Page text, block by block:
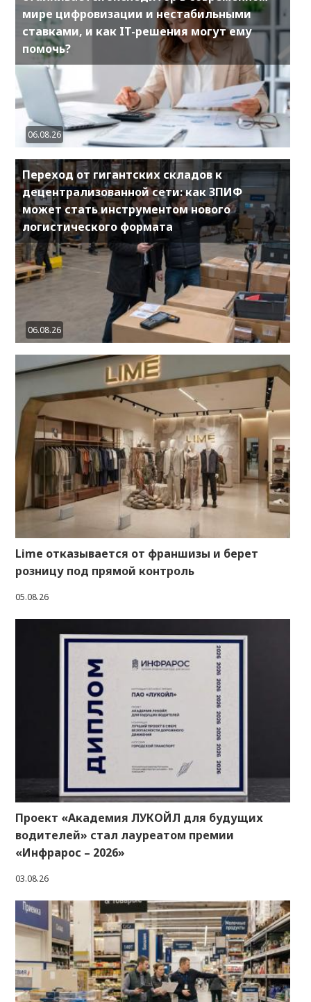
мире цифровизации и нестабильными
ставками, и как IT-решения могут ему
помочь?
06.08.26
Переход от гигантских складов к
децентрализованной сети: как ЗПИФ
может стать инструментом нового
логистического формата
06.08.26
Lime отказывается от франшизы и берет
розницу под прямой контроль
05.08.26
Проект «Академия ЛУКОЙЛ для будущих
водителей» стал лауреатом премии
«Инфрарос – 2026»
03.08.26